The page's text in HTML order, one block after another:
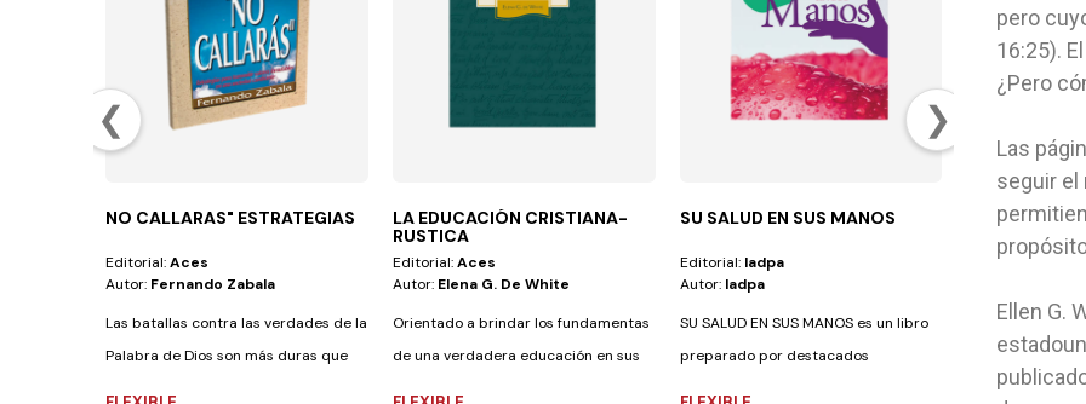
❮ ❯
NO CALLARAS" ESTRATEGIAS
Editorial:Aces
Autor: Fernando Zabala
Las batallas contra las verdades de la
Palabra de Dios son más duras que
LA EDUCACIÓN CRISTIANA-
RUSTICA
Editorial:Aces
Autor: Elena G. De White
Orientado a brindar los fundamentas
de una verdadera educación en sus
SU SALUD EN SUS MANOS
Editorial: Iadpa
Autor: Iadpa
SU SALUD EN SUS MANOS es un libro
preparado por destacados
MINISTERIO
AZUL-ROJO
Editorial:Gema
Esta obra nos
prójimo, en
pero
16:25).
¿Pero
Las
seguir el
Ellen G.